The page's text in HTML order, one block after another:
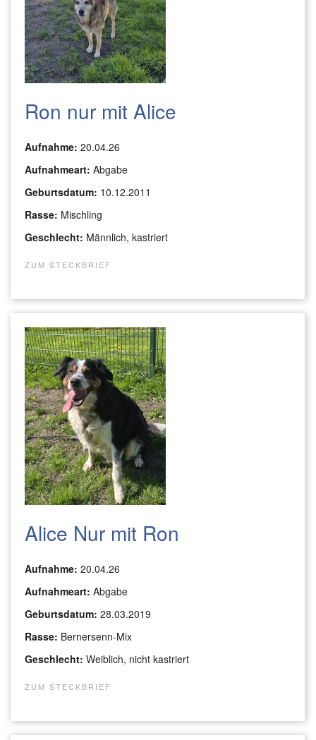
Ron nur mit Alice
Aufnahme: 20.04.26
Aufnahmeart: Abgabe
Geburtsdatum: 10.12.2011
Rasse: Mischling
Geschlecht: Männlich, kastriert
ZUM STECKBRIEF
Alice Nur mit Ron
Aufnahme: 20.04.26
Aufnahmeart: Abgabe
Geburtsdatum: 28.03.2019
Rasse: Bernersenn-Mix
Geschlecht: Weiblich, nicht kastriert
ZUM STECKBRIEF